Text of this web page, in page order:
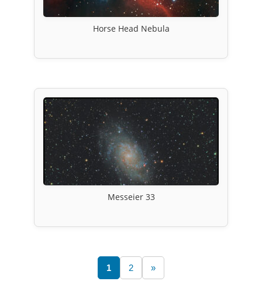
Horse Head Nebula
Messeier 33
1 2 »